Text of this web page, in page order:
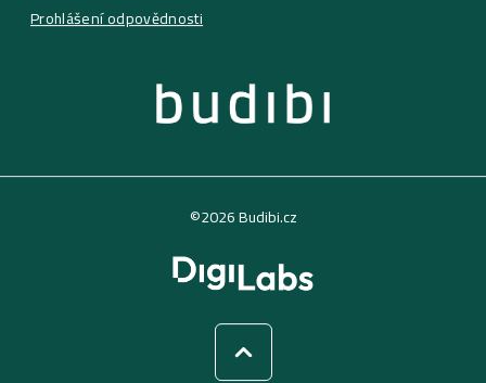
Prohlášení odpovědnosti
©2026 Budibi.cz